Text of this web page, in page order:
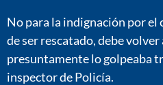
No para la indignación por el
de ser rescatado, debe
presuntamente lo golpeaba
inspector de Policía.